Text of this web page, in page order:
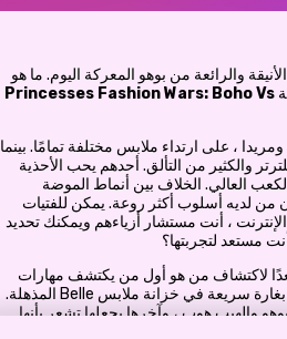
والرائعة من بوهو المعركة اليوم. ما هو
Princesses Fashion Wars: Boho Vs
، على ارتداء ملابس مختلفة تمامًا. بينما
والكثير من التألق. أحدهم يحب الأحذية
الكعب العالي. الخلاف بين أنماط الموضة
لديه أسلوب أكثر روعة. يمكن للفتيات
، أنت مستشار أزياءهم ويمكنك تحديد
مستعد لتجربتها؟
لاكتشاف من هو أول من يكتشف مهارات
هذه بغارة سريعة في خزانة ملابس Belle المذهلة.
والهيب هوب ، وآخرها يجعلها تشعر بأنها